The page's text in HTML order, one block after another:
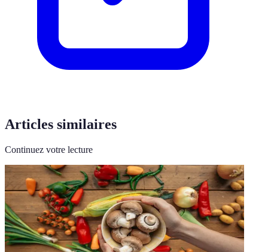
Articles similaires
Continuez votre lecture